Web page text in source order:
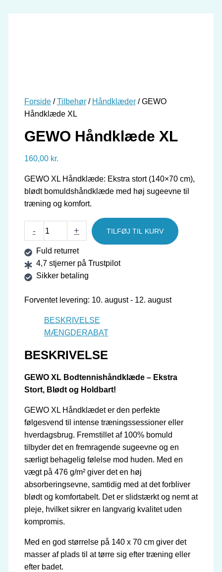
Forside/Tilbehør/ Håndklæder/ GEWO
Håndklæde XL
GEWO Håndklæde XL
160,00 kr.
GEWO XL Håndklæde: Ekstra stort (140×70 cm),
blødt bomuldshåndklæde med høj sugeevne til
træning og komfort.
-
GEWO
Håndklæde
XL
antal
+ TILFØJ TIL KURV
Fuld returret
4,7 stjerner på Trustpilot
Sikker betaling
Forventet levering: 10. august - 12. august
BESKRIVELSE
MÆNGDERABAT
BESKRIVELSE
GEWO XL Bodtennishåndklæde – Ekstra
Stort, Blødt og Holdbart!
GEWO XL Håndklædet er den perfekte
følgesvend til intense træningssessioner eller
hverdagsbrug. Fremstillet af 100% bomuld
tilbyder det en fremragende sugeevne og en
særligt behagelig følelse mod huden. Med en
vægt på 476 g/m² giver det en høj
absorberingsevne, samtidig med at det forbliver
blødt og komfortabelt. Det er slidstærkt og nemt at
pleje, hvilket sikrer en langvarig kvalitet uden
kompromis.
Med en god størrelse på 140 x 70 cm giver det
masser af plads til at tørre sig efter træning eller
efter badet.